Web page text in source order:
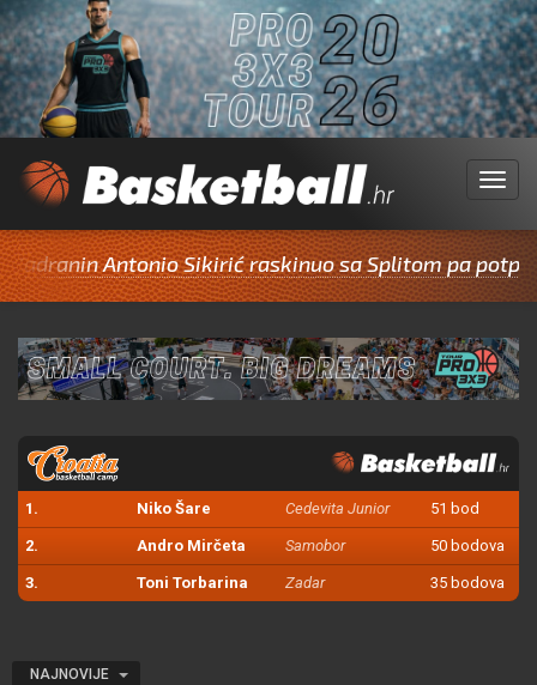
Menu
Antonio Sikirić raskinuo sa Splitom pa potpisao za
1. Niko Šare Cedevita Junior 51 bod
2. Andro Mirčeta Samobor 50 bodova
3. Toni Torbarina Zadar 35 bodova
NAJNOVIJE